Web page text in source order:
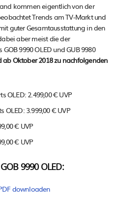
kommen eigentlich von der
Trends am TV-Markt und
guter Gesamtausstattung in den
aber meist die der
9990 OLED und GUB 9980
ab Oktober 2018 zu nachfolgenden
OLED: 2.499,00 € UVP
OLED: 3.999,00 € UVP
€ UVP
€ UVP
9990 OLED:
downloaden